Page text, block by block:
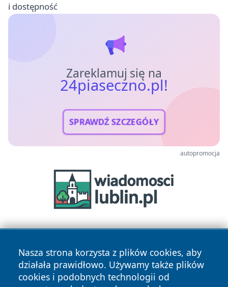
i dostępność
Zareklamuj się na
24piaseczno.pl!
SPRAWDŹ SZCZEGÓŁY
autopromocja
Nasza strona korzysta z plików cookies, aby
działała prawidłowo. Używamy także plików
cookies i podobnych technologii od